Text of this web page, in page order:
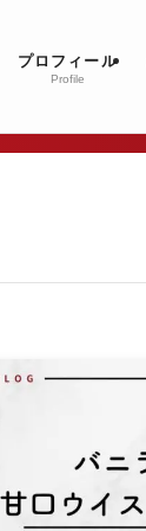
プロフィール
Profile